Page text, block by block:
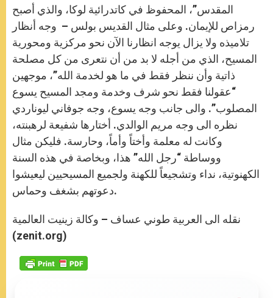
المقدس”، المحفوظ في كاتدرائية لوكا، والذي أصبح
رمزاص للإيمان. وعلى مثال القديس بولس – وجه أنظار
تلاميذه ولا يزال يوجه انظارنا الآن نحو مركزية ومحورية
المسيح، الذي من أجله لا بد من أن نتعرى من كل مصلحة
ذاتية وأن ننظر فقط في ما هو لخدمة الله”، موجهين
“عقولنا فقط نحو شرف وخدمة ومجد المسيح يسوع
المصلوب”. والى جانب وجه يسوع، وجه جوفاني ليوناردي
نظره الى وجه مريم الوالدي. أختارها شفيعة لرهبنته،
وكانت له معلمة وأختاً وأماً، وحارسة. فليكن مثال
ووساطة “رجل الله” هذا، وبخاصة في هذه السنة
الكهنوتية، نداء وتشجيعاً للكهنة ولجميع المسيحيين ليعيشوا
دعوتهم بشغف وحماس.
نقله الى العربية طوني عساف – وكالة زينيت العالمية
(zenit.org)